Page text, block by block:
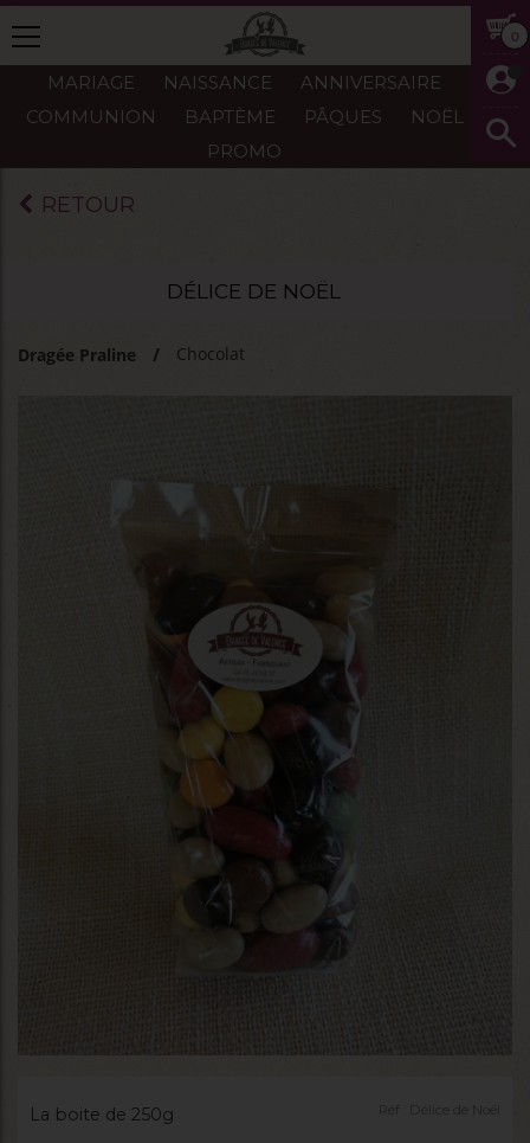
0
MARIAGE NAISSANCE
ANNIVERSAIRE
COMMUNION
BAPTÈME PÂQUES
NOËL
PROMO
RETOUR
DÉLICE DE NOËL
Dragée Praline Chocolat
La boite de 250g